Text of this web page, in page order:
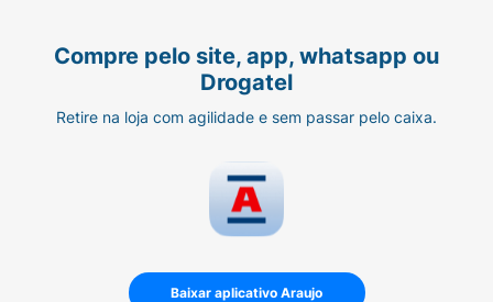
Compre pelo site, app, whatsapp ou
Drogatel
Retire na loja com agilidade e sem passar pelo caixa.
Baixar aplicativo Araujo